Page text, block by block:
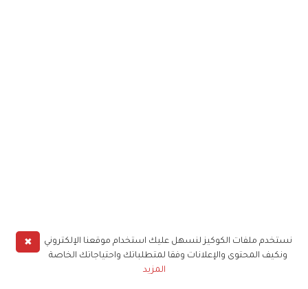
✖
نستخدم ملفات الكوكيز لنسهل عليك استخدام موقعنا الإلكتروني
ونكيف المحتوى والإعلانات وفقا لمتطلباتك واحتياجاتك الخاصة
المزيد